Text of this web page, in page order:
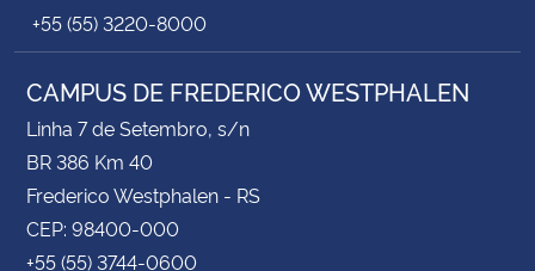
+55 (55) 3220-8000
CAMPUS DE FREDERICO WESTPHALEN
Linha 7 de Setembro, s/n
BR 386 Km 40
Frederico Westphalen - RS
CEP: 98400-000
+55 (55) 3744-0600